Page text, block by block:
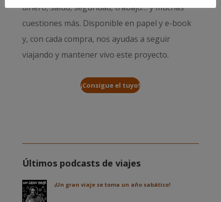
dinero, salud, seguridad, trabajo… y muchas
cuestiones más. Disponible en papel y e-book
y, con cada compra, nos ayudas a seguir
viajando y mantener vivo este proyecto.
¡Consigue el tuyo!
Últimos podcasts de viajes
¡Un gran viaje se toma un año sabático!